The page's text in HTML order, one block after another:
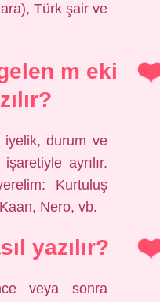
Türk şair ve
m eki
iyelik, durum ve
ayrılır.
Kurtuluş
Nero, vb.
yazılır?
veya sonra